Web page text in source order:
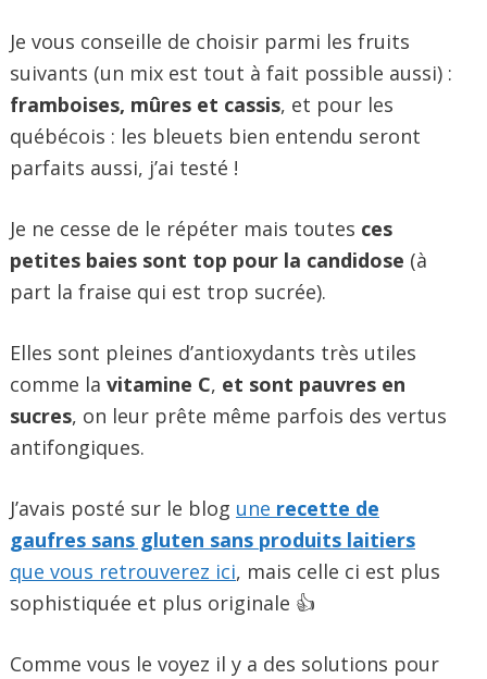
Je vous conseille de choisir parmi les fruits
suivants (un mix est tout à fait possible aussi) :
framboises, mûres et cassis, et pour les
québécois : les bleuets bien entendu seront
parfaits aussi, j’ai testé !
Je ne cesse de le répéter mais toutes ces
petites baies sont top pour la candidose (à
part la fraise qui est trop sucrée).
Elles sont pleines d’antioxydants très utiles
comme la vitamine C, et sont pauvres en
sucres, on leur prête même parfois des vertus
antifongiques.
J’avais posté sur le blog une recette de
gaufres sans gluten sans produits laitiers
que vous retrouverez ici, mais celle ci est plus
sophistiquée et plus originale 👍
Comme vous le voyez il y a des solutions pour